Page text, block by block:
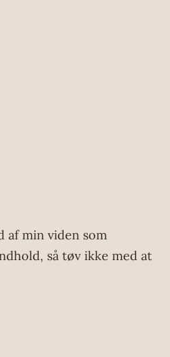
af min viden som
så tøv ikke med at